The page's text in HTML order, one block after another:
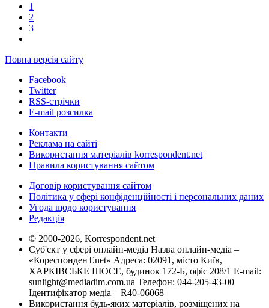
1
2
3
Повна версія сайту
Facebook
Twitter
RSS-стрічки
E-mail розсилка
Контакти
Реклама на сайті
Використання матеріалів korrespondent.net
Правила користування сайтом
Договір користування сайтом
Політика у сфері конфіденційності і персональних даних
Угода щодо користування
Редакція
© 2000-2026, Korrespondent.net
Суб'єкт у сфері онлайн-медіа Назва онлайн-медіа –
«КореспонденТ.net» Адреса: 02091, місто Київ,
ХАРКІВСЬКЕ ШОСЕ, будинок 172-Б, офіс 208/1 E-mail:
sunlight@mediadim.com.ua Телефон: 044-205-43-00
Ідентифікатор медіа – R40-06068
Використання будь-яких матеріалів, розміщених на